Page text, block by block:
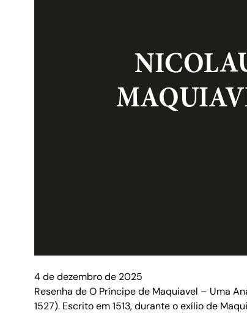
4 de dezembro de 2025
Resenha de O Príncipe de Maquiavel – Uma
1527). Escrito em 1513, durante o exílio de